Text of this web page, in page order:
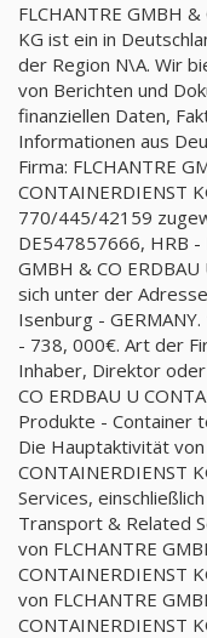
FLCHANTRE GMBH
KG ist ein in
der Region N\A. Wir
von Berichten und
finanziellen Daten,
Informationen aus
Firma: FLCHANTRE
CONTAINERDIENST
770/445/42159
DE547857666, HRB -
GMBH & CO
sich unter der
Isenburg -
- 738, 000€. Art der
Inhaber, Direktor
CO ERDBAU U
Produkte - Container
Die Hauptaktivität von
CONTAINERDIENST
Services,
Transport & Related
von FLCHANTRE
CONTAINERDIENST
von FLCHANTRE
CONTAINERDIENST